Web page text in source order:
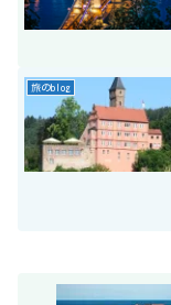
旅のblog